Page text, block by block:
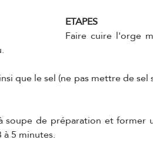
ETAPES
Faire cuire l'orge
que le sel (ne pas mettre de
de préparation et former
5 minutes.